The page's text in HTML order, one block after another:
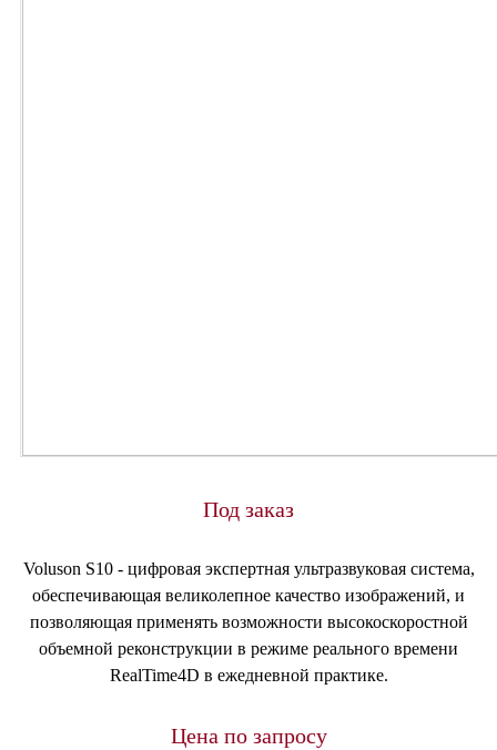
Под заказ
Voluson S10 - цифровая экспертная ультразвуковая система,
обеспечивающая великолепное качество изображений, и
позволяющая применять возможности высокоскоростной
объемной реконструкции в режиме реального времени
RealTime4D в ежедневной практике.
Цена по запросу